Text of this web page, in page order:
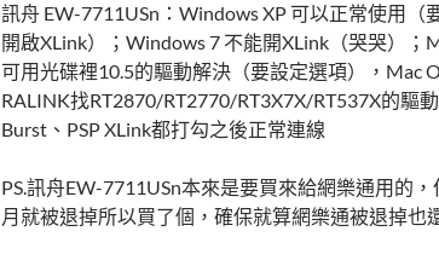
訊舟 EW-7711USn：Windows XP 可以正常使用（
開啟XLink）；Windows 7 不能開XLink（哭哭）；
可用光碟裡10.5的驅動解決（要設定選項），Mac
RALINK找RT2870/RT2770/RT3X7X/RT537X的驅
Burst、PSP XLink都打勾之後正常連線
PS.訊舟EW-7711USn本來是要買來給網樂通用的
月就被退掉所以買了個，確保就算網樂通被退掉也